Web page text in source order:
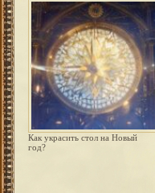
Как украсить стол на Новый
год?